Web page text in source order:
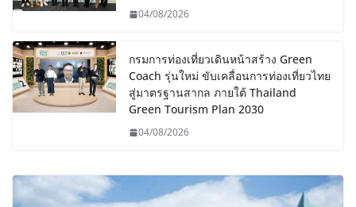
04/08/2026
กรมการท่องเที่ยวเดินหน้าสร้าง Green
Coach รุ่นใหม่ ขับเคลื่อนการท่องเที่ยวไทย
สู่มาตรฐานสากล ภายใต้ Thailand
Green Tourism Plan 2030
04/08/2026